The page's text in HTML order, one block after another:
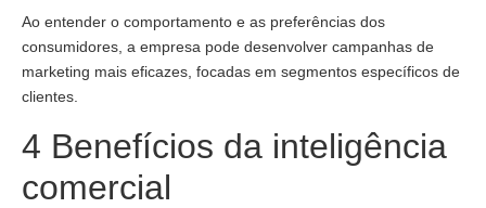
Ao entender o comportamento e as preferências dos
consumidores, a empresa pode desenvolver campanhas de
marketing mais eficazes, focadas em segmentos específicos de
clientes.
4 Benefícios da inteligência
comercial